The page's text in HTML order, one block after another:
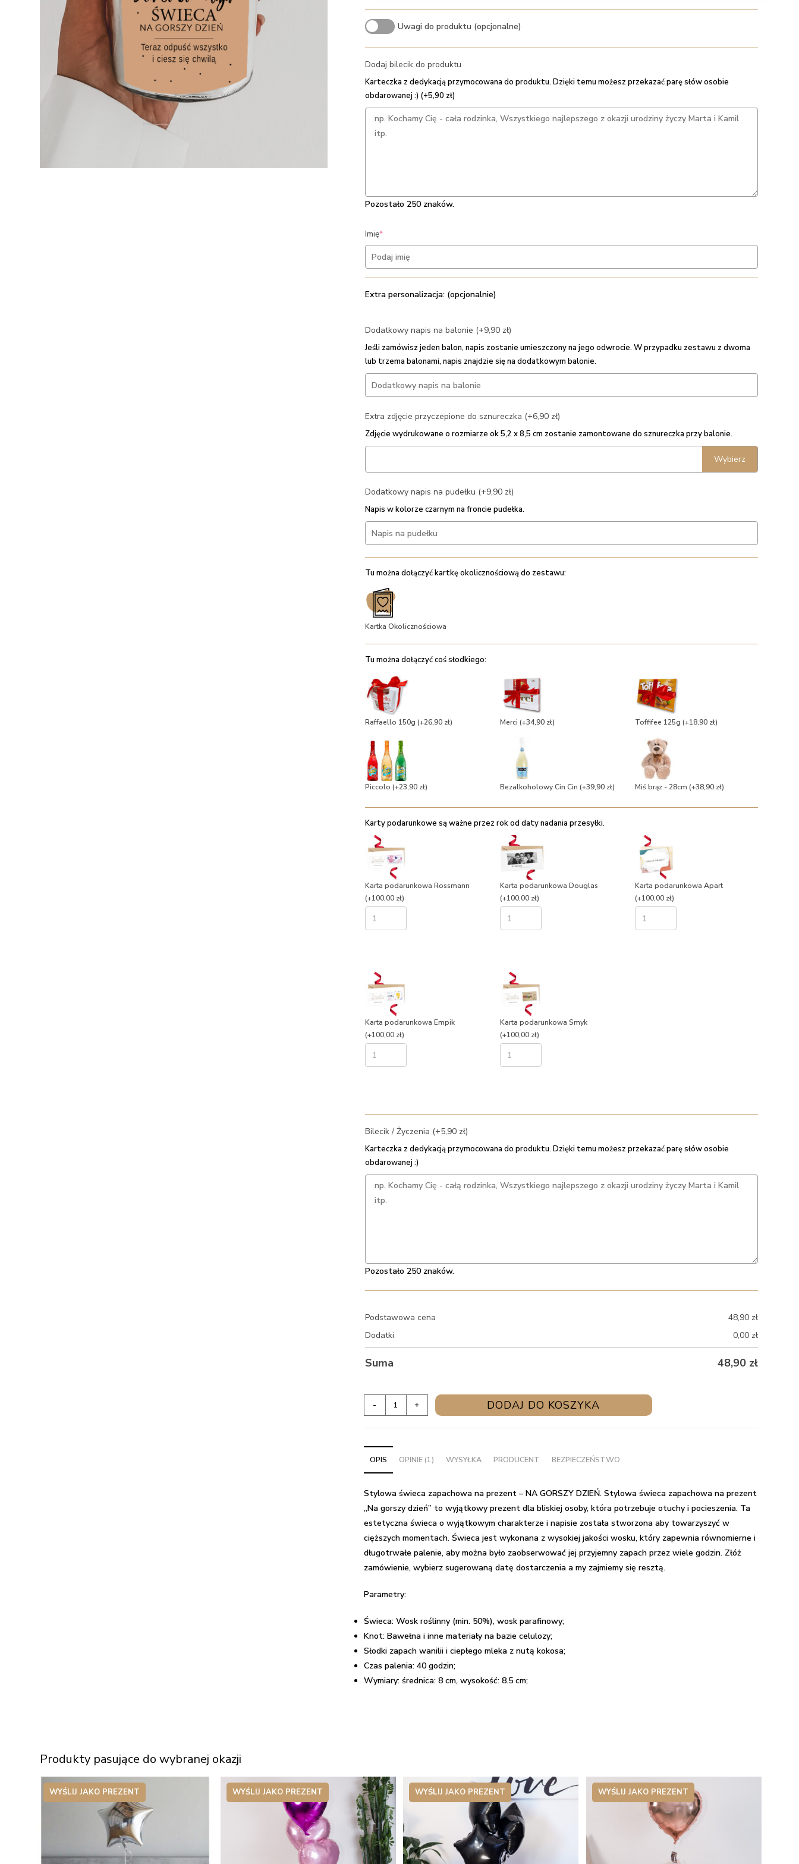
Uwagi do produktu (opcjonalne)
Dodaj bilecik do produktu
Karteczka z dedykacją przymocowana do produktu. Dzięki temu możesz przekazać parę słów osobie
obdarowanej :) (+5,90 zł)
Pozostało 250 znaków.
Imię*(required)
Extra personalizacja: (opcjonalnie)
Dodatkowy napis na balonie (+9,90 zł)
Jeśli zamówisz jeden balon, napis zostanie umieszczony na jego odwrocie. W przypadku zestawu z dwoma
lub trzema balonami, napis znajdzie się na dodatkowym balonie.
Extra zdjęcie przyczepione do sznureczka (+6,90 zł)
Zdjęcie wydrukowane o rozmiarze ok 5,2 x 8,5 cm zostanie zamontowane do sznureczka przy balonie.
Wybierz
Dodatkowy napis na pudełku (+9,90 zł)
Napis w kolorze czarnym na froncie pudełka.
Tu można dołączyć kartkę okolicznościową do zestawu:
Kartka Okolicznościowa
Tu można dołączyć coś słodkiego:
Raffaello 150g (+26,90 zł) Merci (+34,90 zł) Toffifee 125g (+18,90 zł)
Piccolo (+23,90 zł) Bezalkoholowy Cin Cin (+39,90 zł) Miś brąz - 28cm (+38,90 zł)
Karty podarunkowe są ważne przez rok od daty nadania przesyłki.
Karta podarunkowa Rossmann
(+100,00 zł)
Karta podarunkowa Douglas
(+100,00 zł)
Karta podarunkowa Apart
(+100,00 zł)
Karta podarunkowa Empik
(+100,00 zł)
Karta podarunkowa Smyk
(+100,00 zł)
Bilecik / Życzenia (+5,90 zł)
Karteczka z dedykacją przymocowana do produktu. Dzięki temu możesz przekazać parę słów osobie
obdarowanej :)
Pozostało 250 znaków.
Podstawowa cena 48,90 zł
Dodatki
0,00 zł
Suma 48,90 zł
Stylowa
zapachowa
na
prezent
-
NA
GORSZY
DZIEŃ
- + DODAJ DO KOSZYKA
OPIS OPINIE (1) WYSYŁKA PRODUCENT BEZPIECZEŃSTWO
Stylowa świeca zapachowa na prezent – NA GORSZY DZIEŃ.Stylowa świeca zapachowa na prezent
,,Na gorszy dzień” to wyjątkowy prezent dla bliskiej osoby, która potrzebuje otuchy i pocieszenia. Ta
estetyczna świeca o wyjątkowym charakterze i napisie została stworzona aby towarzyszyć w
cięższych momentach. Świeca jest wykonana z wysokiej jakości wosku, który zapewnia równomierne i
długotrwałe palenie, aby można było zaobserwować jej przyjemny zapach przez wiele godzin. Złóż
zamówienie, wybierz sugerowaną datę dostarczenia a my zajmiemy się resztą.
Parametry:
Świeca: Wosk roślinny (min. 50%), wosk parafinowy;
Knot: Bawełna i inne materiały na bazie celulozy;
Słodki zapach wanilii i ciepłego mleka z nutą kokosa;
Czas palenia: 40 godzin;
Wymiary: średnica: 8 cm, wysokość: 8.5 cm;
Produkty pasujące do wybranej okazji
WYŚLIJ JAKO PREZENT WYŚLIJ JAKO PREZENT WYŚLIJ JAKO PREZENT WYŚLIJ JAKO PREZENT